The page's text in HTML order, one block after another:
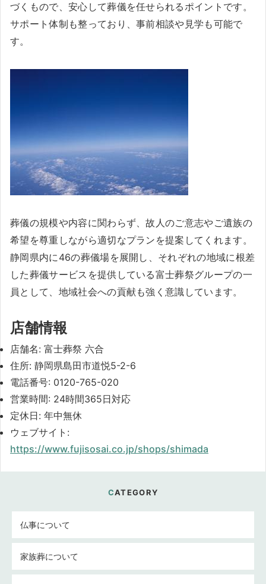
づくもので、安心して葬儀を任せられるポイントです。
サポート体制も整っており、事前相談や見学も可能で
す。
葬儀の規模や内容に関わらず、故人のご意志やご遺族の
希望を尊重しながら適切なプランを提案してくれます。
静岡県内に46の葬儀場を展開し、それぞれの地域に根差
した葬儀サービスを提供している富士葬祭グループの一
員として、地域社会への貢献も強く意識しています。
店舗情報
店舗名: 富士葬祭 六合
住所: 静岡県島田市道悦5-2-6
電話番号: 0120-765-020
営業時間: 24時間365日対応
定休日: 年中無休
ウェブサイト:
https://www.fujisosai.co.jp/shops/shimada
CATEGORY
仏事について
家族葬について